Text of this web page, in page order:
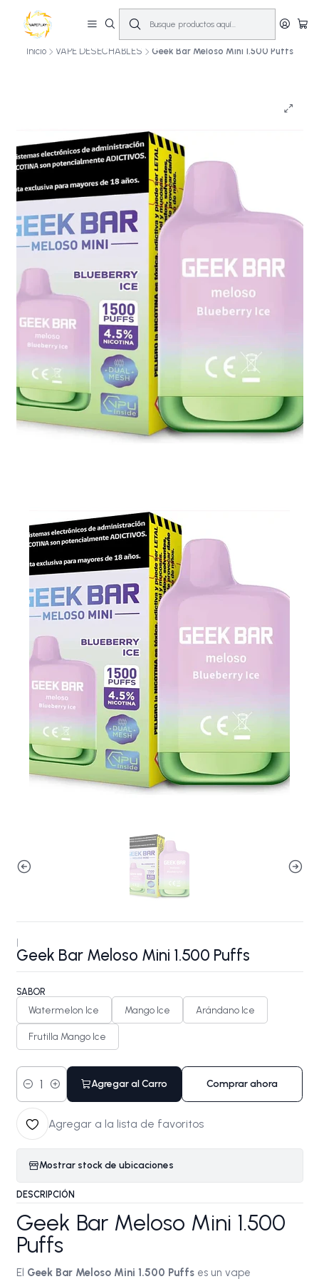
10% OFF primera compra! | Compra antes de las 14:00 y recíbelo el mismo
día en Santiago (Lun–Sáb)🚚💨
Inicio VAPE DESECHABLES Geek Bar Meloso Mini 1.500 Puffs
|
Geek Bar Meloso Mini 1.500 Puffs
SABOR
Watermelon Ice Mango Ice Arándano Ice
Frutilla Mango Ice
Cantidad
Agregar al Carro Comprar ahora
Agregar a la lista de favoritos
Mostrar stock de ubicaciones
DESCRIPCIÓN
Geek Bar Meloso Mini 1.500
Puffs
El Geek Bar Meloso Mini 1.500 Puffses un vape